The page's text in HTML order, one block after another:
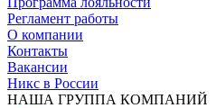
Регламент работы
О компании
Контакты
Вакансии
Никс в России
НАША ГРУППА КОМПАНИЙ